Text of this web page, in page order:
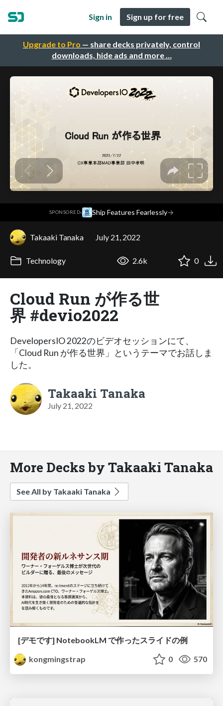
Upgrade to Pro — share decks privately, control
downloads, hide ads and more …
Sign in Sign up for free
SPONSORED· Ship Features Fearlessly→
Takaaki Tanaka July 21, 2022
Technology 2.6k 0
Cloud Run が作る世
界 #devio2022
DevelopersIO 2022のビデオセッションにて、
「Cloud Run が作る世界」というテーマでお話しま
した。
Takaaki Tanaka
July 21, 2022
More Decks by Takaaki Tanaka
See All by Takaaki Tanaka
[デモです] NotebookLM で作ったスライドの例
kongmingstrap
0 570